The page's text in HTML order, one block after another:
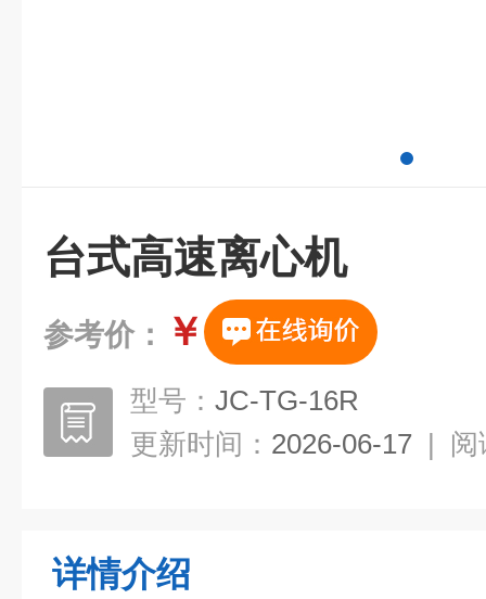
台式高速离心机
参考价： ￥
型号： JC-TG-16R
更新时间： 2026-06-17 | 阅
详情介绍